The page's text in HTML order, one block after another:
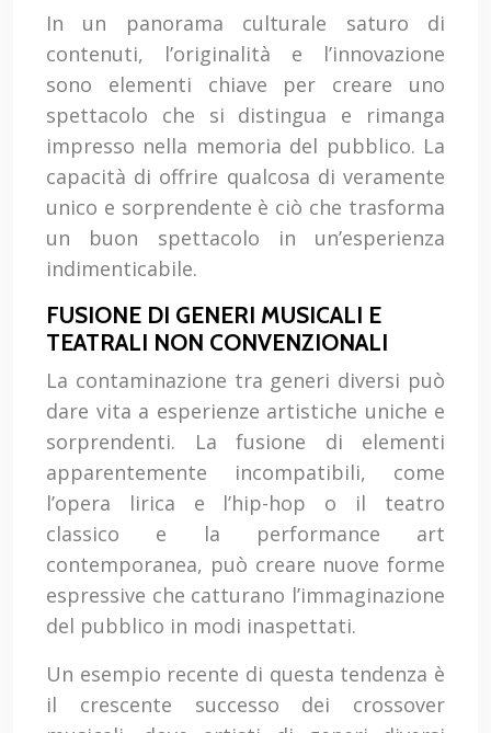
In un panorama culturale saturo di
contenuti, l’originalità e l’innovazione
sono elementi chiave per creare uno
spettacolo che si distingua e rimanga
impresso nella memoria del pubblico. La
capacità di offrire qualcosa di veramente
unico e sorprendente è ciò che trasforma
un buon spettacolo in un’esperienza
indimenticabile.
FUSIONE DI GENERI MUSICALI E
TEATRALI NON CONVENZIONALI
La contaminazione tra generi diversi può
dare vita a esperienze artistiche uniche e
sorprendenti. La fusione di elementi
apparentemente incompatibili, come
l’opera lirica e l’hip-hop o il teatro
classico e la performance art
contemporanea, può creare nuove forme
espressive che catturano l’immaginazione
del pubblico in modi inaspettati.
Un esempio recente di questa tendenza è
il crescente successo dei crossover